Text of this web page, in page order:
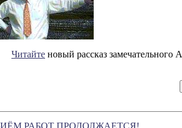
Читайте новый рассказ замечательного
РАБОТ ПРОДОЛЖАЕТСЯ!